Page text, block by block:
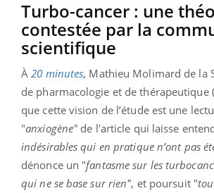
Turbo-cancer : une
contestée par la
scientifique
À20 minutes, Mathieu Molimard de la
de pharmacologie et de thérapeutique
que cette vision de l’étude est une
"anxiogène" de l’article qui laisse
indésirables qui en pratique n’ont pas
dénonce un "fantasme sur les
qui ne se base sur rien", et poursuit "